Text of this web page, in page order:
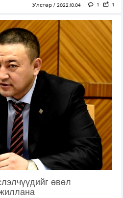
Улстөр 2022.10.04 1 1
өвөл